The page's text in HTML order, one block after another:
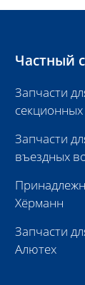
Частный
Запчасти
Запчасти
въездных
Хёрманн
Запчасти
Алютех